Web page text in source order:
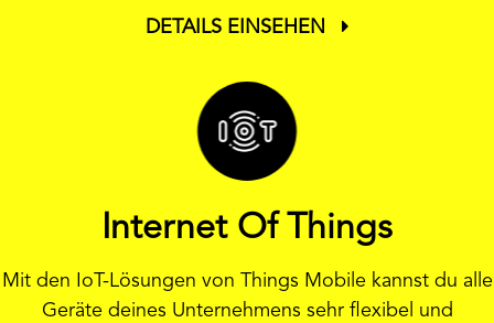
DETAILS EINSEHEN
Internet Of Things
Mit den IoT-Lösungen von Things Mobile kannst du alle
Geräte deines Unternehmens sehr flexibel und